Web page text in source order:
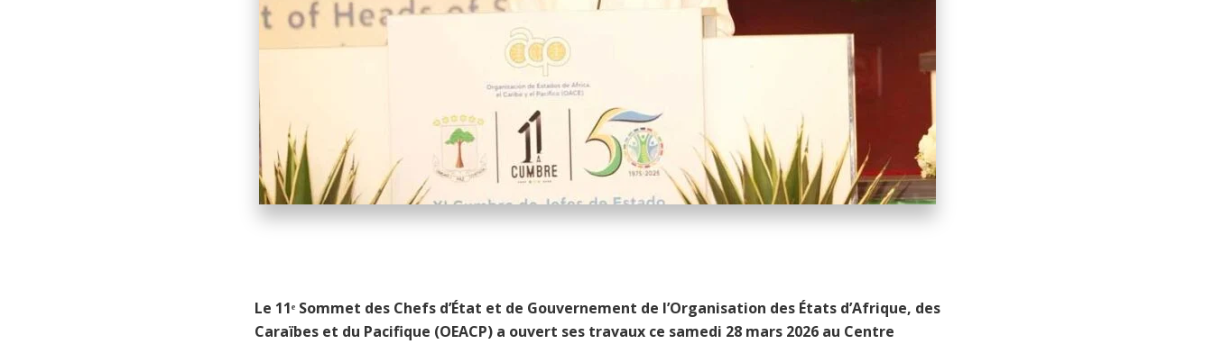
Le 11ᵉ Sommet des Chefs d’État et de Gouvernement de l’Organisation des États d’Afrique, des
Caraïbes et du Pacifique (OEACP) a ouvert ses travaux ce samedi 28 mars 2026 au Centre